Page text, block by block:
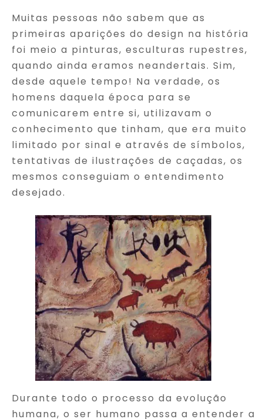
Muitas pessoas não sabem que as
primeiras aparições do design na história
foi meio a pinturas, esculturas rupestres,
quando ainda eramos neandertais. Sim,
desde aquele tempo! Na verdade, os
homens daquela época para se
comunicarem entre si, utilizavam o
conhecimento que tinham, que era muito
limitado por sinal e através de símbolos,
tentativas de ilustrações de caçadas, os
mesmos conseguiam o entendimento
desejado.
Durante todo o processo da evolução
humana, o ser humano passa a entender a